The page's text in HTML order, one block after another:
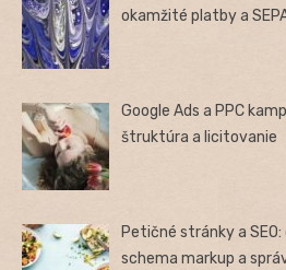
okamžité platby a
Google Ads a PPC
štruktúra a licitovanie
Petičné stránky a
schema markup a